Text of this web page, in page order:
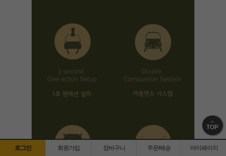
TOP
로그인 회원가입 장바구니 주문/배송 마이페이지